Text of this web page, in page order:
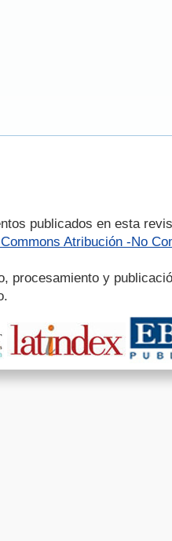
publicados en esta
Atribución -No
procesamiento y